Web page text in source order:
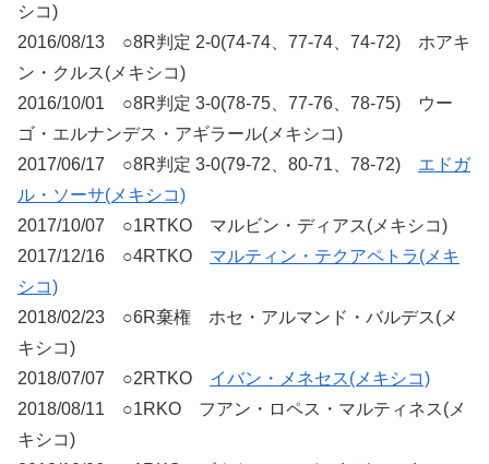
シコ)
2016/08/13 ○8R判定 2-0(74-74、77-74、74-72) ホアキ
ン・クルス(メキシコ)
2016/10/01 ○8R判定 3-0(78-75、77-76、78-75) ウー
ゴ・エルナンデス・アギラール(メキシコ)
2017/06/17 ○8R判定 3-0(79-72、80-71、78-72) エドガ
ル・ソーサ(メキシコ)
2017/10/07 ○1RTKO マルビン・ディアス(メキシコ)
2017/12/16 ○4RTKO マルティン・テクアペトラ(メキ
シコ)
2018/02/23 ○6R棄権 ホセ・アルマンド・バルデス(メ
キシコ)
2018/07/07 ○2RTKO イバン・メネセス(メキシコ)
2018/08/11 ○1RKO フアン・ロペス・マルティネス(メ
キシコ)